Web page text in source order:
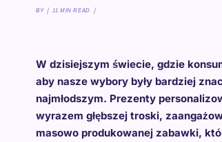
BY 11 MIN READ
W dzisiejszym świecie, gdzie
aby nasze wybory były bardziej
najmłodszym. Prezenty
wyrazem głębszej troski,
masowo produkowanej zabawki,